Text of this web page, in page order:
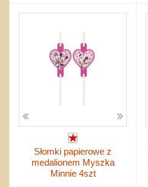
Słomki papierowe z
medalionem Myszka
Minnie 4szt